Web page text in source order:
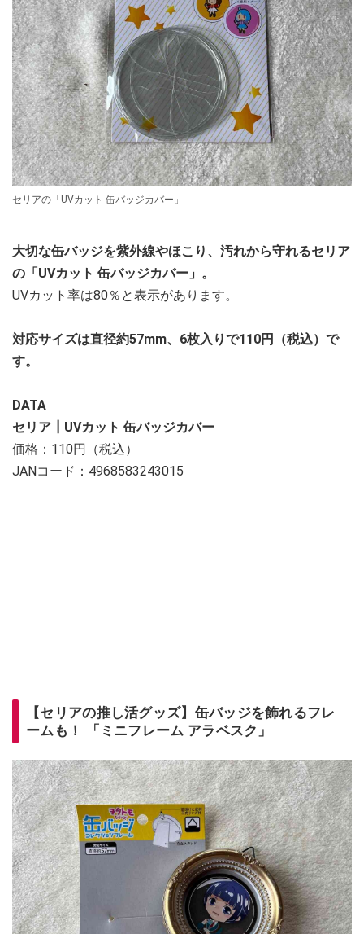
セリアの「UVカット 缶バッジカバー」
大切な缶バッジを紫外線やほこり、汚れから守れるセリア
の「UVカット 缶バッジカバー」。
UVカット率は80％と表示があります。
対応サイズは直径約57mm、6枚入りで110円（税込）で
す。
DATA
セリア┃UVカット 缶バッジカバー
価格：110円（税込）
JANコード：4968583243015
【セリアの推し活グッズ】缶バッジを飾れるフレ
ームも！ 「ミニフレーム アラベスク」